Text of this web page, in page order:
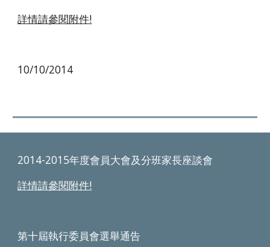
詳情請參閱附件!
10/10/2014
2014-2015年度會員大會及分班家長座談會
詳情請參閱附件!
第十屆執行委員會選舉通告